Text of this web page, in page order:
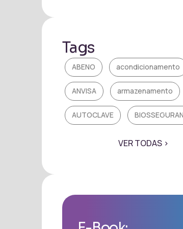
Tags
ABENO acondicionamento
ANVISA armazenamento
AUTOCLAVE
Biossegurança em Odontologia
Acidentes de Trabalho
VER TODAS >